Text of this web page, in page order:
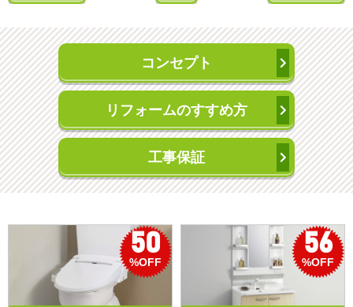
コンセプト
リフォームのすすめ方
工事保証
50
%OFF
56
%OFF